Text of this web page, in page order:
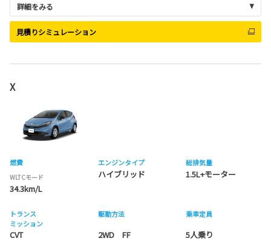
詳細をみる
見積りシミュレーション
X
燃費
WLTCモード
34.3km/L
エンジンタイプ
ハイブリッド
総排気量
1.5L+モーター
トランス
ミッション
CVT
駆動方法
2WD FF
乗車定員
5人乗り